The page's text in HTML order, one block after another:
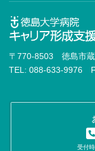
〒770-8503 徳島市蔵
TEL: 088-633-9976
受付